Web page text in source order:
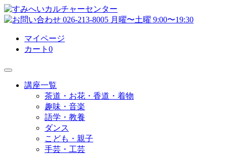
マイページ
カート 0
講座一覧
茶道・お花・香道・着物
趣味・音楽
語学・教養
ダンス
こども・親子
手芸・工芸